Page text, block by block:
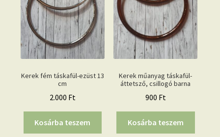
Kerek fém táskafül-ezüst 13
cm
2.000 Ft
Kosárba teszem
Kerek műanyag táskafül-
áttetsző, csillogó barna
900 Ft
Kosárba teszem